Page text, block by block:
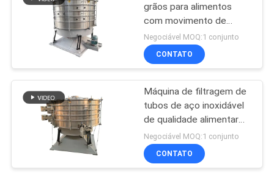
CONTACTE-
PEÇA
UMAS
CITAÇÕES
descarregador
maioria do saco
179
131
grãos para alimentos
com movimento de
balanço único e grande
capacidade de
processamento para
Negociável MOQ:1 conjunto
CONTATO
Máquina de filtragem de
tubos de aço inoxidável
de qualidade alimentar
com estrutura única de
filtragem de balanço para
separação efetiva de
Negociável MOQ:1 conjunto
CONTATO